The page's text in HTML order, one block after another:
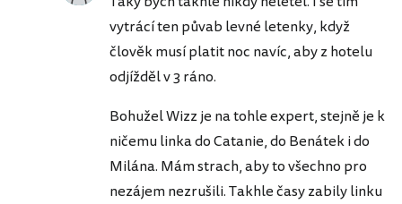
vytrácí ten půvab levné letenky, když
člověk musí platit noc navíc, aby z hotelu
odjížděl v 3 ráno.
Bohužel Wizz je na tohle expert, stejně je k
ničemu linka do Catanie, do Benátek i do
Milána. Mám strach, aby to všechno pro
nezájem nezrušili. Takhle časy zabily linku